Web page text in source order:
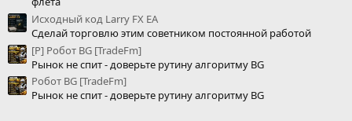
Исходный код Larry FX EA
Сделай торговлю этим советником постоянной работой
[P] Робот BG [TradeFm]
Рынок не спит - доверьте рутину алгоритму BG
Робот BG [TradeFm]
Рынок не спит - доверьте рутину алгоритму BG